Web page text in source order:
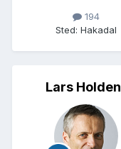
194
Sted: Hakadal
Lars Holden